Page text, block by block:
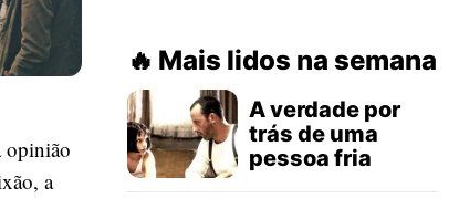
opinião
a
Mais lidos na semana
A verdade por
trás de uma
pessoa fria